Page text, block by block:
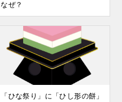
なぜ？
「ひな祭り」に「ひし形の餅」